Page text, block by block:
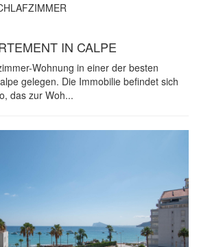
IN CALPE
Wohnung in einer der besten
gelegen. Die Immobilie befindet sich
das zur Woh...